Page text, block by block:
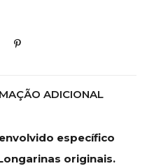
ADICIONAL
específico
originais.